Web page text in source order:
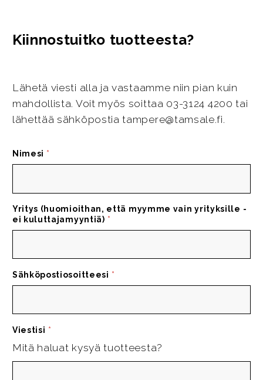
Kiinnostuitko tuotteesta?
Lähetä viesti alla ja vastaamme niin pian kuin
mahdollista. Voit myös soittaa 03-3124 4200 tai
lähettää sähköpostia tampere@tamsale.fi.
Nimesi *
Yritys (huomioithan, että myymme vain yrityksille -
ei kuluttajamyyntiä) *
Sähköpostiosoitteesi *
Viestisi *
Mitä haluat kysyä tuotteesta?